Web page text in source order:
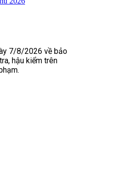
7/8/2026 về bảo
hậu kiểm trên